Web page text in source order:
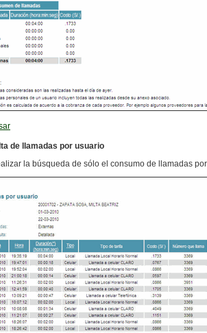
de llamadas por usuario
la búsqueda de sólo el consumo de llamadas